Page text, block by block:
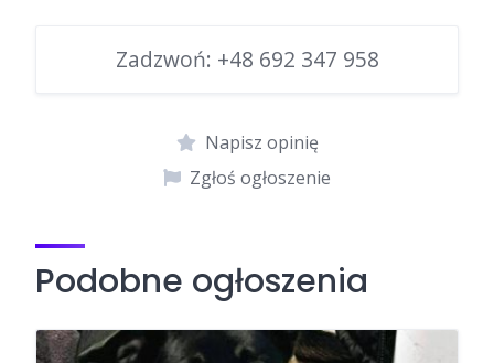
Zadzwoń: +48 692 347 958
Napisz opinię
Zgłoś ogłoszenie
Podobne ogłoszenia